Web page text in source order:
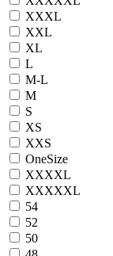
XXXL
XXL
XL
L
M-L
M
S
XS
XXS
OneSize
XXXXL
XXXXXL
54
52
50